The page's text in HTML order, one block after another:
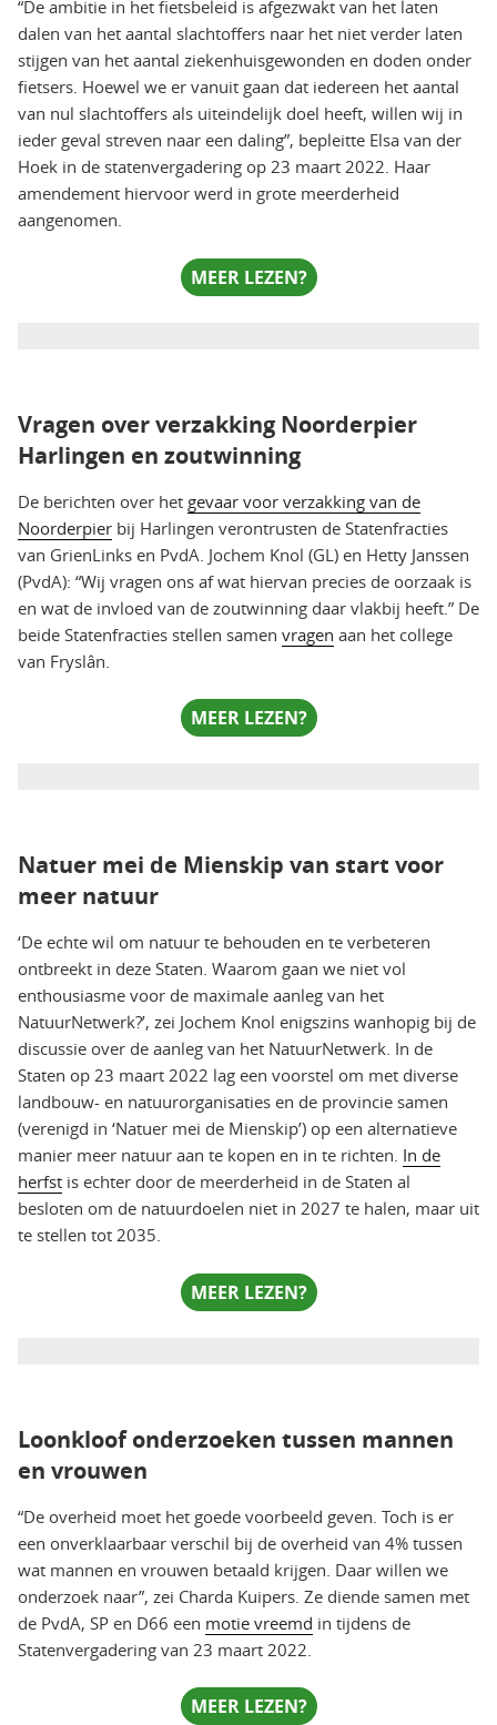
“De ambitie in het fietsbeleid is afgezwakt van het laten
dalen van het aantal slachtoffers naar het niet verder laten
stijgen van het aantal ziekenhuisgewonden en doden onder
fietsers. Hoewel we er vanuit gaan dat iedereen het aantal
van nul slachtoffers als uiteindelijk doel heeft, willen wij in
ieder geval streven naar een daling”, bepleitte Elsa van der
Hoek in de statenvergadering op 23 maart 2022. Haar
amendement hiervoor werd in grote meerderheid
aangenomen.
MEER LEZEN?
Vragen over verzakking Noorderpier
Harlingen en zoutwinning
De berichten over het gevaar voor verzakking van de
Noorderpier bij Harlingen verontrusten de Statenfracties
van GrienLinks en PvdA. Jochem Knol (GL) en Hetty Janssen
(PvdA): “Wij vragen ons af wat hiervan precies de oorzaak is
en wat de invloed van de zoutwinning daar vlakbij heeft.” De
beide Statenfracties stellen samen vragen aan het college
van Fryslân.
MEER LEZEN?
Natuer mei de Mienskip van start voor
meer natuur
‘De echte wil om natuur te behouden en te verbeteren
ontbreekt in deze Staten. Waarom gaan we niet vol
enthousiasme voor de maximale aanleg van het
NatuurNetwerk?’, zei Jochem Knol enigszins wanhopig bij de
discussie over de aanleg van het NatuurNetwerk. In de
Staten op 23 maart 2022 lag een voorstel om met diverse
landbouw- en natuurorganisaties en de provincie samen
(verenigd in ‘Natuer mei de Mienskip’) op een alternatieve
manier meer natuur aan te kopen en in te richten. In de
herfst is echter door de meerderheid in de Staten al
besloten om de natuurdoelen niet in 2027 te halen, maar uit
te stellen tot 2035.
MEER LEZEN?
Loonkloof onderzoeken tussen mannen
en vrouwen
“De overheid moet het goede voorbeeld geven. Toch is er
een onverklaarbaar verschil bij de overheid van 4% tussen
wat mannen en vrouwen betaald krijgen. Daar willen we
onderzoek naar”, zei Charda Kuipers. Ze diende samen met
de PvdA, SP en D66 een motie vreemd in tijdens de
Statenvergadering van 23 maart 2022.
MEER LEZEN?